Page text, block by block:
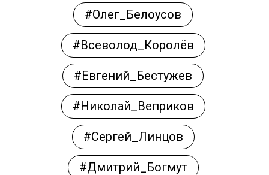
#Олег_Белоусов
#Всеволод_Королёв
#Евгений_Бестужев
#Николай_Веприков
#Сергей_Линцов
#Дмитрий_Богмут